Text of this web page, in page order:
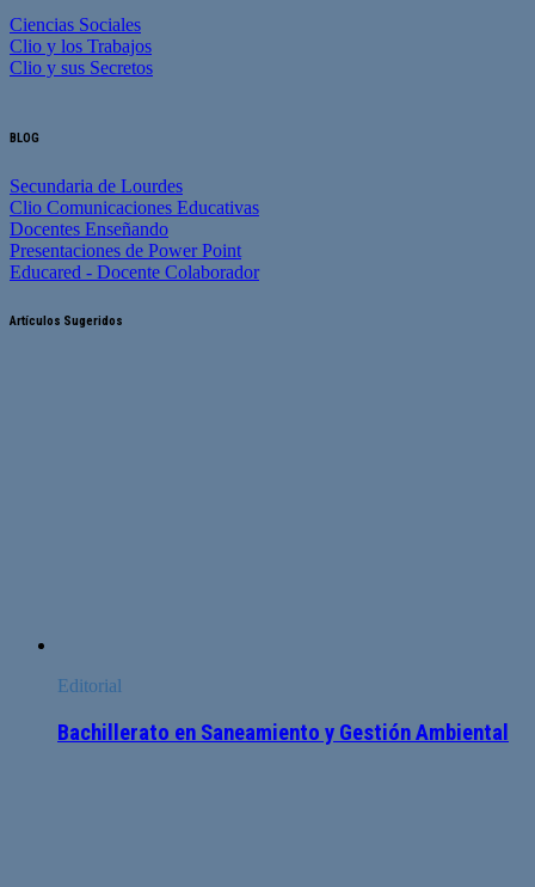
Ciencias Sociales
Clio y los Trabajos
Clio y sus Secretos
BLOG
Secundaria de Lourdes
Clio Comunicaciones Educativas
Docentes Enseñando
Presentaciones de Power Point
Educared - Docente Colaborador
Artículos Sugeridos
Editorial
Bachillerato en Saneamiento y Gestión Ambiental